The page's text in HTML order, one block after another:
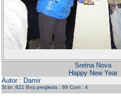
Sretna Nova
Happy New Year
Autor : Damir
Sl.br: 821 Broj pregleda : 89 Com : 4